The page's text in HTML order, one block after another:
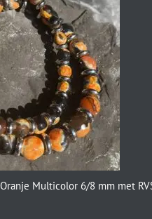
Multicolor 6/8 mm met